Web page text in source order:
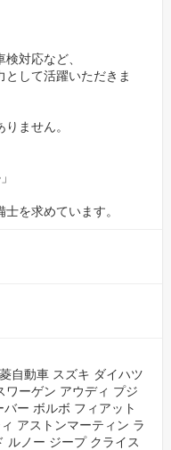
対応など、
として活躍いただきま
ません。
を求めています。
自動車 スズキ ダイハツ
ワーゲン アウディ プジ
ー ボルボ フィアット
アストンマーティン ラ
ルノー ジープ クライス